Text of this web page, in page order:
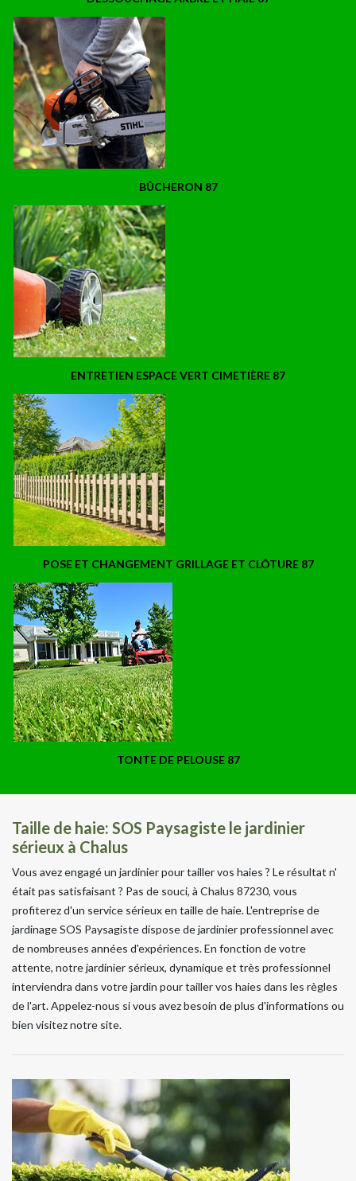
BÛCHERON 87
ENTRETIEN ESPACE VERT CIMETIÈRE 87
POSE ET CHANGEMENT GRILLAGE ET CLÔTURE 87
TONTE DE PELOUSE 87
Taille de haie: SOS Paysagiste le jardinier
sérieux à Chalus
Vous avez engagé un jardinier pour tailler vos haies ? Le résultat n'
était pas satisfaisant ? Pas de souci, à Chalus 87230, vous
profiterez d'un service sérieux en taille de haie. L'entreprise de
jardinage SOS Paysagiste dispose de jardinier professionnel avec
de nombreuses années d'expériences. En fonction de votre
attente, notre jardinier sérieux, dynamique et très professionnel
interviendra dans votre jardin pour tailler vos haies dans les règles
de l'art. Appelez-nous si vous avez besoin de plus d'informations ou
bien visitez notre site.